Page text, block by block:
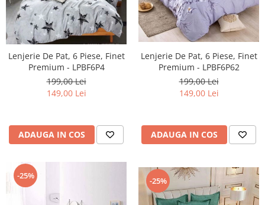
Lenjerie De Pat, 6 Piese, Finet
Premium - LPBF6P4
199,00 Lei
149,00 Lei
ADAUGA IN COS
Lenjerie De Pat, 6 Piese, Finet
Premium - LPBF6P62
199,00 Lei
149,00 Lei
ADAUGA IN COS
-25% -25%